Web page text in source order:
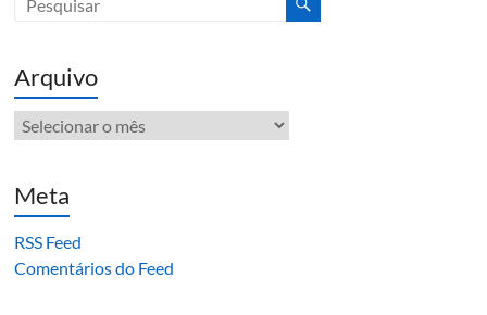
Arquivo
Arquivo
Meta
RSS Feed
Comentários do Feed